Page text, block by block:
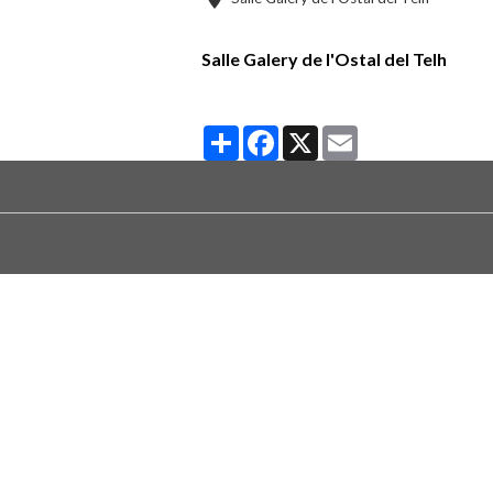
Salle Galery de l'Ostal del Telh
PartagerFacebook
X